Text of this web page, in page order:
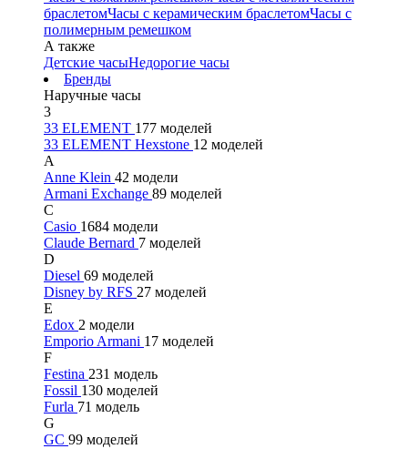
браслетомЧасы с керамическим браслетомЧасы с
полимерным ремешком
А также
Детские часыНедорогие часы
Бренды
Наручные часы
3
33 ELEMENT 177 моделей
33 ELEMENT Hexstone 12 моделей
A
Anne Klein 42 модели
Armani Exchange 89 моделей
C
Casio 1684 модели
Claude Bernard 7 моделей
D
Diesel 69 моделей
Disney by RFS 27 моделей
E
Edox 2 модели
Emporio Armani 17 моделей
F
Festina 231 модель
Fossil 130 моделей
Furla 71 модель
G
GC 99 моделей